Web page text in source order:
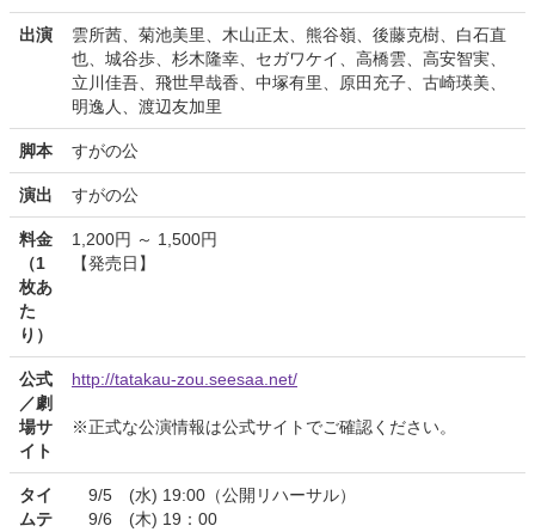
出演
雲所茜、菊池美里、木山正太、熊谷嶺、後藤克樹、白石直
也、城谷歩、杉木隆幸、セガワケイ、高橋雲、高安智実、
立川佳吾、飛世早哉香、中塚有里、原田充子、古崎瑛美、
明逸人、渡辺友加里
脚本 すがの公
演出 すがの公
料金
（1
枚あ
た
り）
1,200円 ～ 1,500円
【発売日】
公式
／劇
場サ
イト
http://tatakau-zou.seesaa.net/
※正式な公演情報は公式サイトでご確認ください。
タイ
ムテ
9/5 (水) 19:00（公開リハーサル）
9/6 (木) 19：00